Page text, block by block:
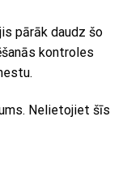
pārāk daudz šo
kontroles
Nelietojiet šīs